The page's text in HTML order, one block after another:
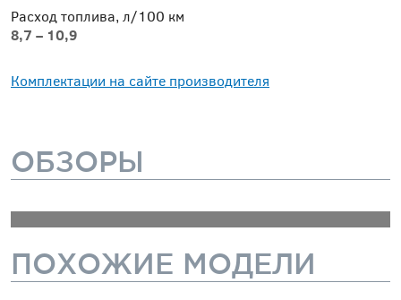
Расход топлива, л/100 км
8,7 – 10,9
Комплектации на сайте производителя
ОБЗОРЫ
ПОХОЖИЕ МОДЕЛИ